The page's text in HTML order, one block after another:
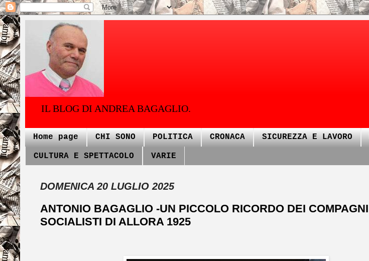
IL BLOG DI ANDREA BAGAGLIO.
Home page CHI SONO POLITICA CRONACA SICUREZZA E LAVORO
CULTURA E SPETTACOLO VARIE
DOMENICA 20 LUGLIO 2025
ANTONIO BAGAGLIO -UN PICCOLO RICORDO DEI COMPAGNI
SOCIALISTI DI ALLORA 1925